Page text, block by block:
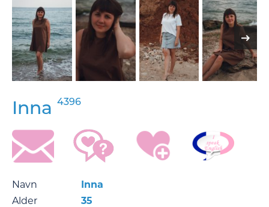
Inna 4396
Navn
Inna
Alder
35